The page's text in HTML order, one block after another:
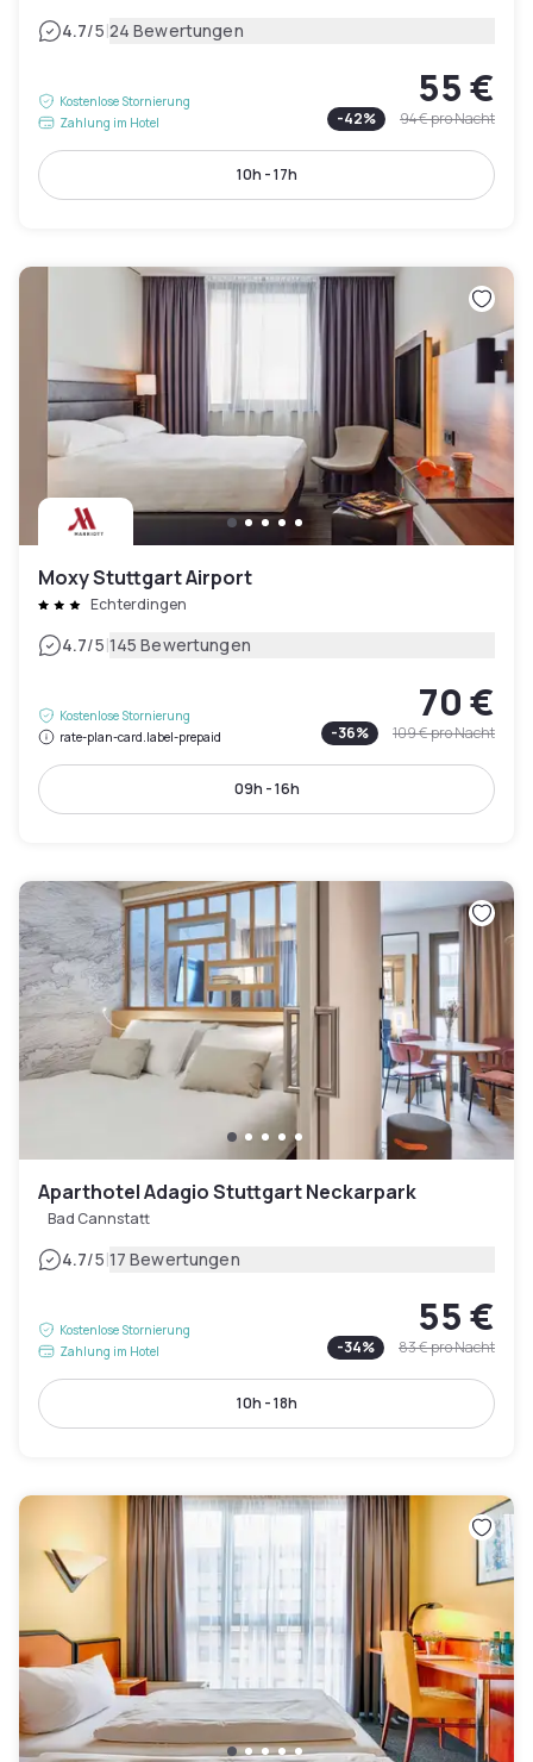
4.7/5|24 Bewertungen
Kostenlose Stornierung
Zahlung im Hotel
55 €
-42% 94 €pro Nacht
10h - 17h
Moxy Stuttgart Airport
Echterdingen
4.7/5|145 Bewertungen
Kostenlose Stornierung
rate-plan-card.label-prepaid
70 €
-36% 109 €pro Nacht
09h - 16h
Aparthotel Adagio Stuttgart Neckarpark
Bad Cannstatt
4.7/5|17 Bewertungen
Kostenlose Stornierung
Zahlung im Hotel
55 €
-34% 83 €pro Nacht
10h - 18h